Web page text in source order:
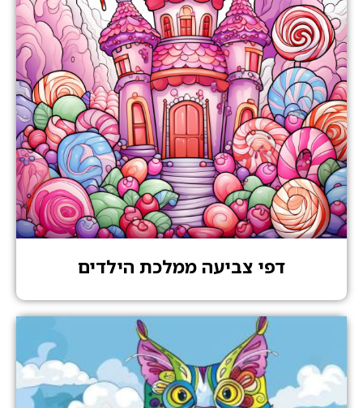
דפי צביעה ממלכת הילדים